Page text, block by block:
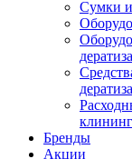
Сумки
Бренды
Акции